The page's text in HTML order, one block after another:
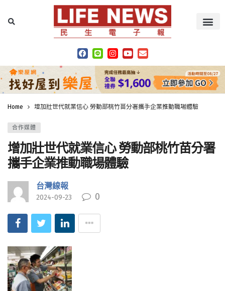
Home 增加壯世代就業信心 勞動部桃竹苗分署攜手企業推動職場體驗
合作媒體
增加壯世代就業信心 勞動部桃竹苗分署
攜手企業推動職場體驗
台灣線報
2024-09-23 0